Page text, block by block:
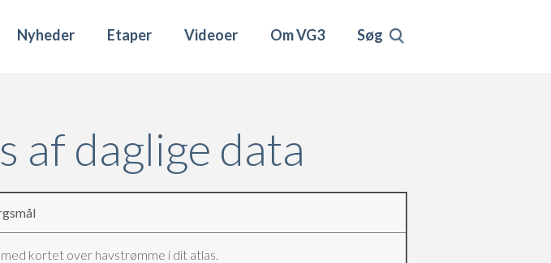
Nyheder Etaper Videoer Om VG3 Søg
af daglige data
kortet over havstrømme i dit atlas.